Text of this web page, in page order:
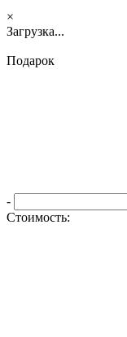
×
Загрузка...
Подарок
-
Стоимость: